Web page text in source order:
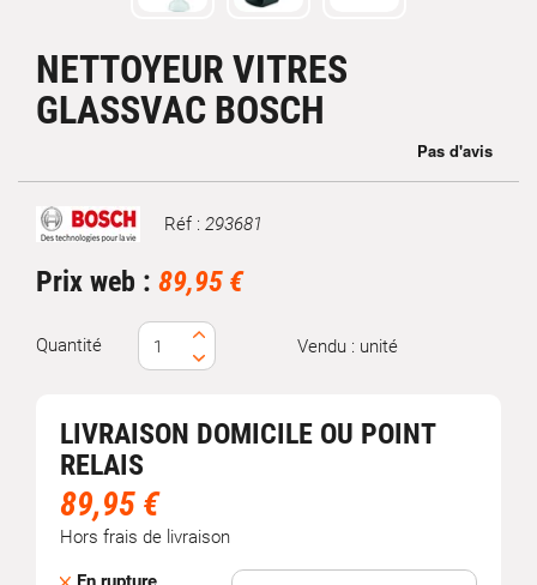
NETTOYEUR VITRES
GLASSVAC BOSCH
Marque Réf : 293681
Prix web : 89,95 €
Quantité Vendu : unité
LIVRAISON DOMICILE OU POINT
RELAIS
89,95 €
Hors frais de livraison